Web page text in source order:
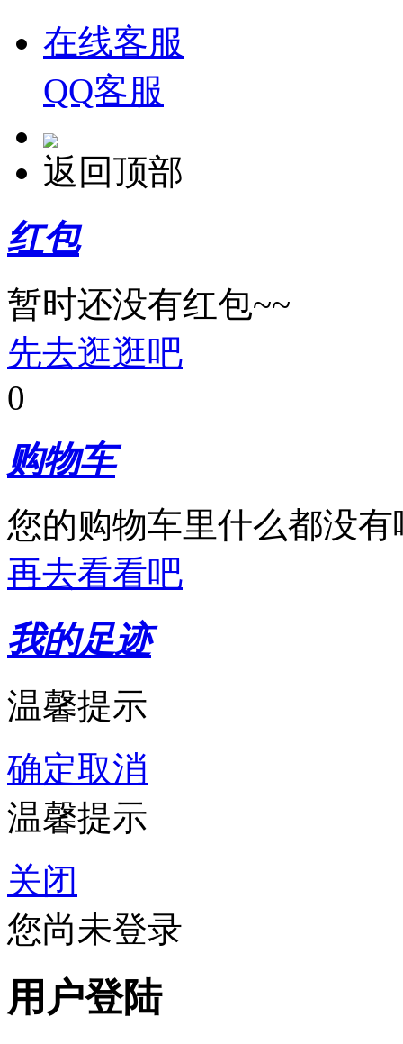
在线客服
QQ客服
返回顶部
红包
暂时还没有红包~~
先去逛逛吧
0
购物车
您的购物车里什么都没有
再去看看吧
我的足迹
温馨提示
确定取消
温馨提示
关闭
您尚未登录
用户登陆